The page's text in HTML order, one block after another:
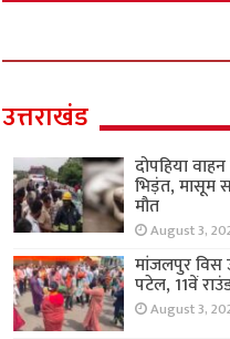
उत्तराखंड
दोपहिया
भिड़ंत, मासूम
मौत
August 3,
मांजलपुर विस
पटेल, 11वें
August 3,